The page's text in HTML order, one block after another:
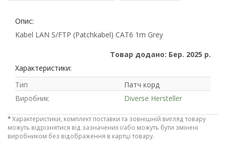
Опис:
Kabel LAN S/FTP (Patchkabel) CAT6 1m Grey
Товар додано: Бер. 2025 р.
Характеристики:
Тип
Патч корд
Виробник
Diverse Hersteller
*Характеристики, комплект поставки та зовнішній вигляд товару
можуть відрізнятися від зазначених і/або можуть бути змінені
виробником без відображення в картці товару.